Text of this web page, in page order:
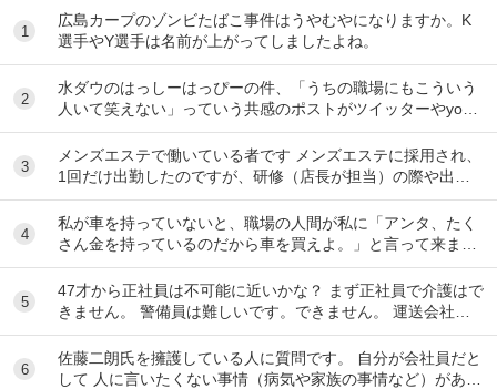
1
広島カープのゾンビたばこ事件はうやむやになりますか。K
選手やY選手は名前が上がってしましたよね。
2
水ダウのはっしーはっぴーの件、「うちの職場にもこういう
人いて笑えない」っていう共感のポストがツイッターやyout
ubeのコメント欄に多すぎてそっちに驚いて...
3
メンズエステで働いている者です メンズエステに採用され、
1回だけ出勤したのですが、研修（店長が担当）の際や出勤
時に「元々デリをやっていたなら」という理由で...
4
私が車を持っていないと、職場の人間が私に「アンタ、たく
さん金を持っているのだから車を買えよ。」と言って来ま
す。 でも なんで しんどい思いをして働いた金で...
5
47才から正社員は不可能に近いかな？ まず正社員で介護はで
きません。 警備員は難しいです。できません。 運送会社の
運転手は無理です。できません 過去にうつ...
6
佐藤二朗氏を擁護している人に質問です。 自分が会社員だと
して 人に言いたくない事情（病気や家族の事情など）があ